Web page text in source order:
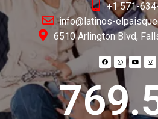
+1 571-
info@latinos-
6510 Arlington Blvd,